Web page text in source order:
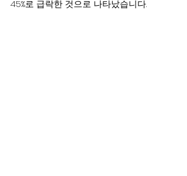
45%로 급락한 것으로 나타났습니다.